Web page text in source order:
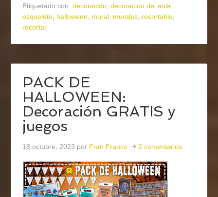
Etiquetado con:decoración,decoración del aula,
esqueleto, halloween, mural, murales, recortable,
recortar
PACK DE
HALLOWEEN:
Decoración GRATIS y
juegos
18 octubre, 2023 por Fran Franco 2 comentarios